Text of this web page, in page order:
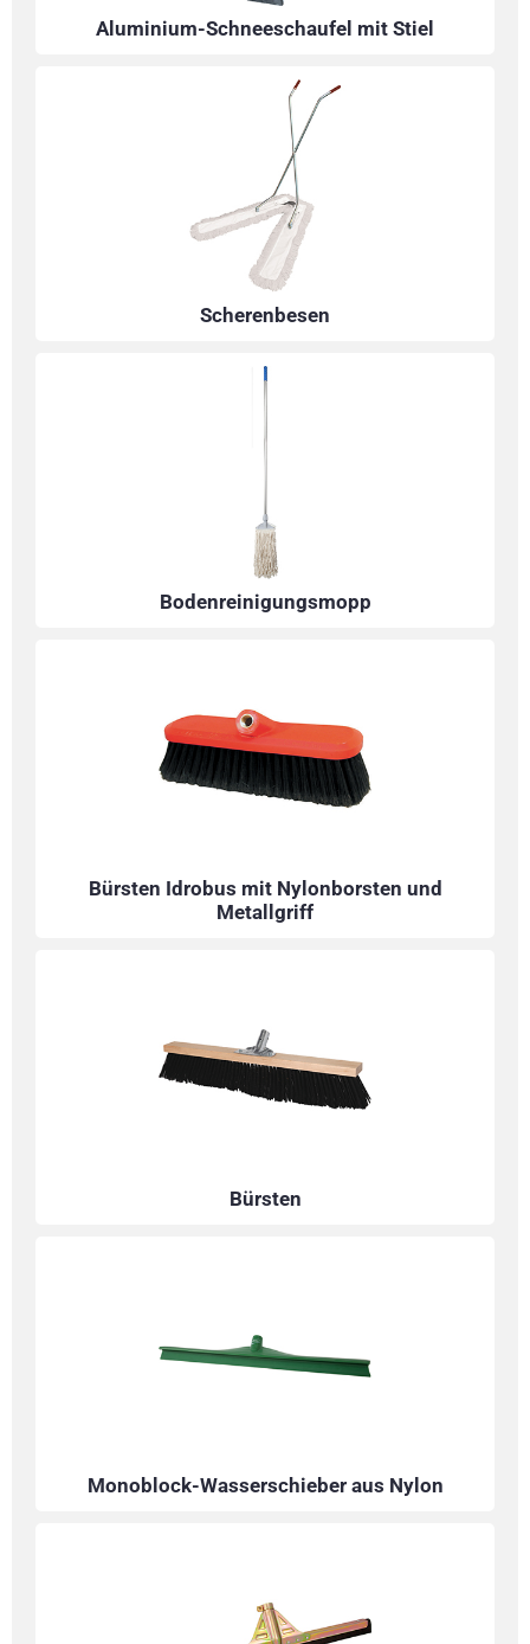
Aluminium-Schneeschaufel mit Stiel
Scherenbesen
Bodenreinigungsmopp
Bürsten Idrobus mit Nylonborsten und
Metallgriff
Bürsten
Monoblock-Wasserschieber aus Nylon